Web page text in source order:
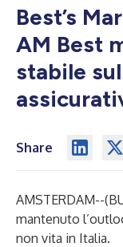
Best’s
AM Best
stabile
Share
AMSTERDAM--(
mantenuto
non vita in Italia.